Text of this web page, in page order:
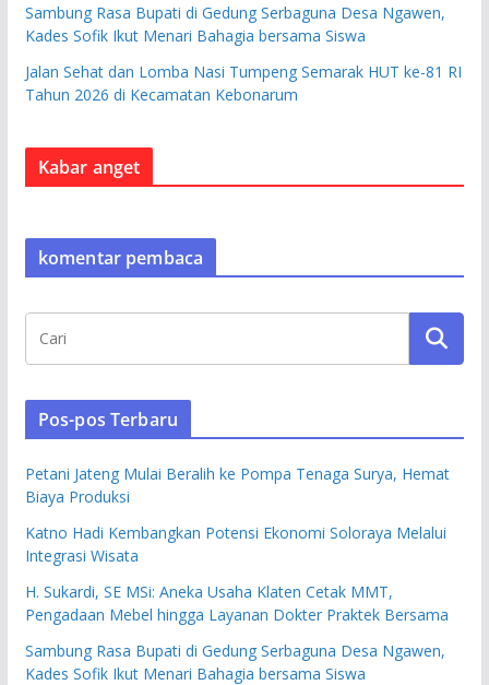
Sambung Rasa Bupati di Gedung Serbaguna Desa Ngawen,
Kades Sofik Ikut Menari Bahagia bersama Siswa
Jalan Sehat dan Lomba Nasi Tumpeng Semarak HUT ke-81 RI
Tahun 2026 di Kecamatan Kebonarum
Kabar anget
komentar pembaca
Pos-pos Terbaru
Petani Jateng Mulai Beralih ke Pompa Tenaga Surya, Hemat
Biaya Produksi
Katno Hadi Kembangkan Potensi Ekonomi Soloraya Melalui
Integrasi Wisata
H. Sukardi, SE MSi: Aneka Usaha Klaten Cetak MMT,
Pengadaan Mebel hingga Layanan Dokter Praktek Bersama
Sambung Rasa Bupati di Gedung Serbaguna Desa Ngawen,
Kades Sofik Ikut Menari Bahagia bersama Siswa